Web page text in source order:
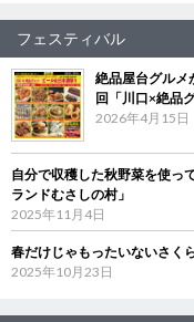
フェスティバル
絶品屋台グル
回「川口×絶品
2026年4月15日
自分で収穫した秋野菜を使
ランドむさしの村」
2025年11月4日
春だけじゃもったいないさく
2025年10月23日